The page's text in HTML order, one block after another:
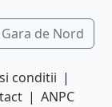
de Nord
conditii |
| ANPC